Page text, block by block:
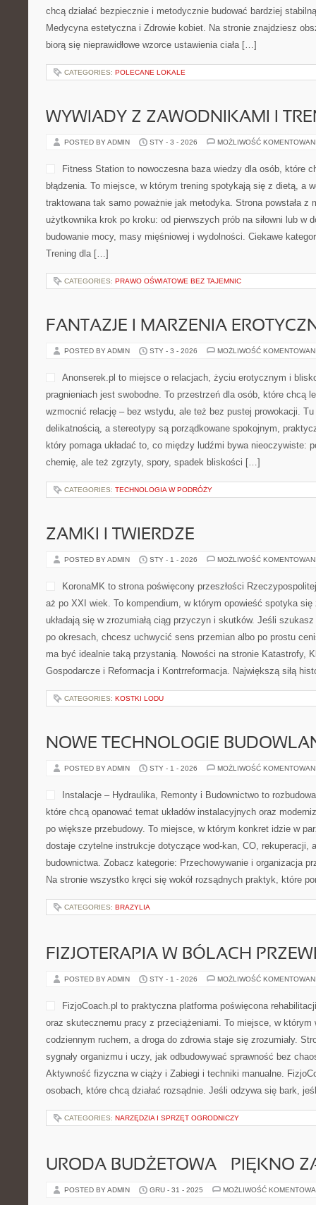
chcą działać bezpiecznie i metodycznie budować bardziej
Medycyna estetyczna i Zdrowie kobiet. Na stronie znajdziesz
biorą się nieprawidłowe wzorce ustawienia ciała […]
CATEGORIES: POLECANE LOKALE
WYWIADY Z ZAWODNIKAMI I
POSTED BY ADMIN STY - 3 - 2026 MOŻLIWOŚĆ
Fitness Station to nowoczesna baza wiedzy dla osób, które
błądzenia. To miejsce, w którym trening spotykają się z dietą, a
traktowana tak samo poważnie jak metodyka. Strona powstała z
użytkownika krok po kroku: od pierwszych prób na siłowni lub w
budowanie mocy, masy mięśniowej i wydolności. Ciekawe
Trening dla […]
CATEGORIES: PRAWO OŚWIATOWE BEZ TAJEMNIC
FANTAZJE I MARZENIA
POSTED BY ADMIN STY - 3 - 2026 MOŻLIWOŚĆ
Anonserek.pl to miejsce o relacjach, życiu erotycznym i
pragnieniach jest swobodne. To przestrzeń dla osób, które chcą
wzmocnić relację – bez wstydu, ale też bez pustej prowokacji.
delikatnością, a stereotypy są porządkowane spokojnym,
który pomaga układać to, co między ludźmi bywa nieoczywiste:
chemię, ale też zgrzyty, spory, spadek bliskości […]
CATEGORIES: TECHNOLOGIA W PODRÓŻY
ZAMKI I TWIERDZE
POSTED BY ADMIN STY - 1 - 2026 MOŻLIWOŚĆ
KoronaMK to strona poświęcony przeszłości
aż po XXI wiek. To kompendium, w którym opowieść spotyka
układają się w zrozumiałą ciąg przyczyn i skutków. Jeśli
po okresach, chcesz uchwycić sens przemian albo po prostu
ma być idealnie taką przystanią. Nowości na stronie Katastrofy,
Gospodarcze i Reformacja i Kontrreformacja. Największą siłą
CATEGORIES: KOSTKI LODU
NOWE TECHNOLOGIE
POSTED BY ADMIN STY - 1 - 2026 MOŻLIWOŚĆ
Instalacje – Hydraulika, Remonty i Budownictwo to
które chcą opanować temat układów instalacyjnych oraz
po większe przebudowy. To miejsce, w którym konkret idzie w
dostaje czytelne instrukcje dotyczące wod-kan, CO, rekuperacji,
budownictwa. Zobacz kategorie: Przechowywanie i organizacja
Na stronie wszystko kręci się wokół rozsądnych praktyk, które
CATEGORIES: BRAZYLIA
FIZJOTERAPIA W BÓLACH
POSTED BY ADMIN STY - 1 - 2026 MOŻLIWOŚĆ
FizjoCoach.pl to praktyczna platforma poświęcona
oraz skutecznemu pracy z przeciążeniami. To miejsce, w którym
codziennym ruchem, a droga do zdrowia staje się zrozumiały.
sygnały organizmu i uczy, jak odbudowywać sprawność bez
Aktywność fizyczna w ciąży i Zabiegi i techniki manualne.
osobach, które chcą działać rozsądnie. Jeśli odzywa się bark,
CATEGORIES: NARZĘDZIA I SPRZĘT OGRODNICZY
URODA BUDŻETOWA – PIĘKNO
POSTED BY ADMIN GRU - 31 - 2025 MOŻLIWOŚĆ